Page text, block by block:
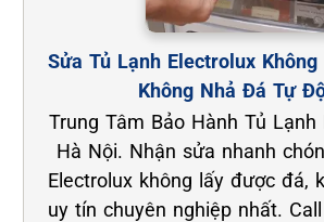
Sửa Tủ Lạnh Electrolux
Không Nhả Đá Tự
Trung Tâm Bảo Hành Tủ Lạnh
Hà Nội. Nhận sửa nhanh
Electrolux không lấy được đá,
uy tín chuyên nghiệp nhất.